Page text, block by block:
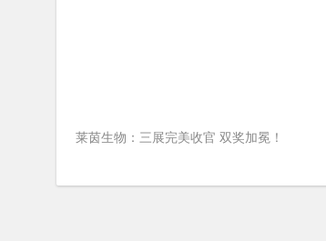
莱茵生物：三展完美收官 双奖加冕！